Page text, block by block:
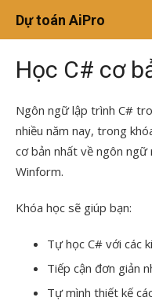
dung
Dự toán AiPro
Học C# cơ
Ngôn ngữ lập trình C#
nhiều năm nay, trong
cơ bản nhất về ngôn
Winform.
Khóa học sẽ giúp bạn:
Tự học C# với các
Tiếp cận đơn giản
Tự mình thiết kế